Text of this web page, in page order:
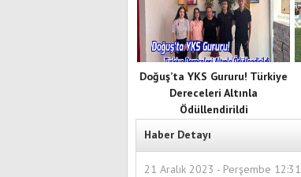
Doğuş’ta YKS Gururu! Türkiye
Dereceleri Altınla
Ödüllendirildi
Haber Detayı
21 Aralık 2023 - Perşembe 12:31